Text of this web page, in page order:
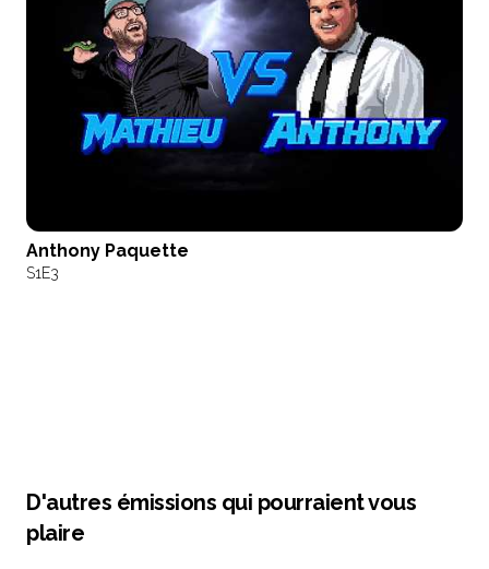
Anthony Paquette
S1E3
D'autres émissions qui pourraient vous
plaire